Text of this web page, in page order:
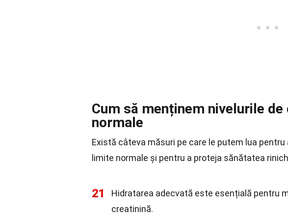
Cum să menținem nivelurile
normale
Există câteva măsuri pe care le putem lua
limite normale și pentru a proteja sănătatea
21
Hidratarea adecvată este esențială pentru
creatinină.